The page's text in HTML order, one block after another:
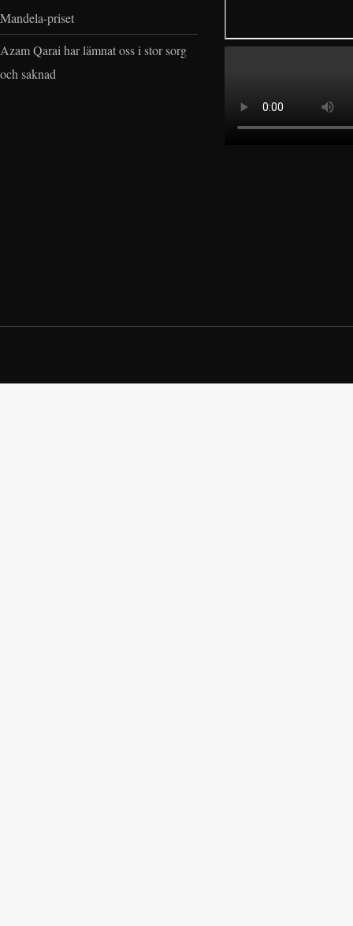
Mandela-priset
Azam Qarai har lämnat oss i stor sorg
och saknad